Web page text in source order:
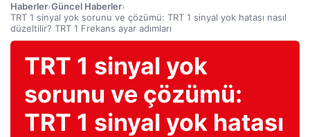
Haberler›Güncel Haberler›
TRT 1 sinyal yok sorunu ve çözümü: TRT 1 sinyal yok hatası nasıl
düzeltilir? TRT 1 Frekans ayar adımları
TRT 1 sinyal yok
sorunu ve çözümü:
TRT 1 sinyal yok hatası